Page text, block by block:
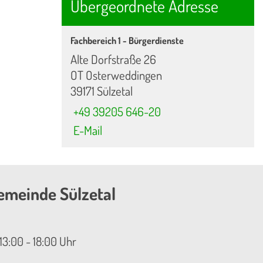
Übergeordnete Adresse
Fachbereich 1 - Bürgerdienste
Alte Dorfstraße 26
OT Osterweddingen
39171 Sülzetal
+49 39205 646-20
E-Mail
Sülzetal
- 18:00 Uhr